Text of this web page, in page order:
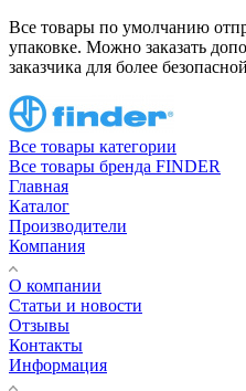
Все товары по умолчанию
упаковке. Можно заказать
заказчика для более
Все товары категории
Все товары бренда FINDER
Главная
Каталог
Производители
Компания
О компании
Статьи и новости
Отзывы
Контакты
Информация